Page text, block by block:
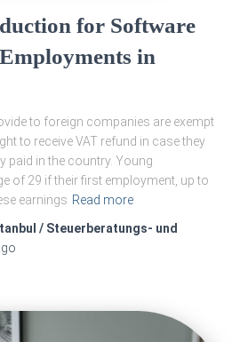
for Software
in
to foreign companies are exempt
to receive VAT refund in case they
paid in the country. Young
of 29 if their first employment, up to
earnings Read more
/ Steuerberatungs- und